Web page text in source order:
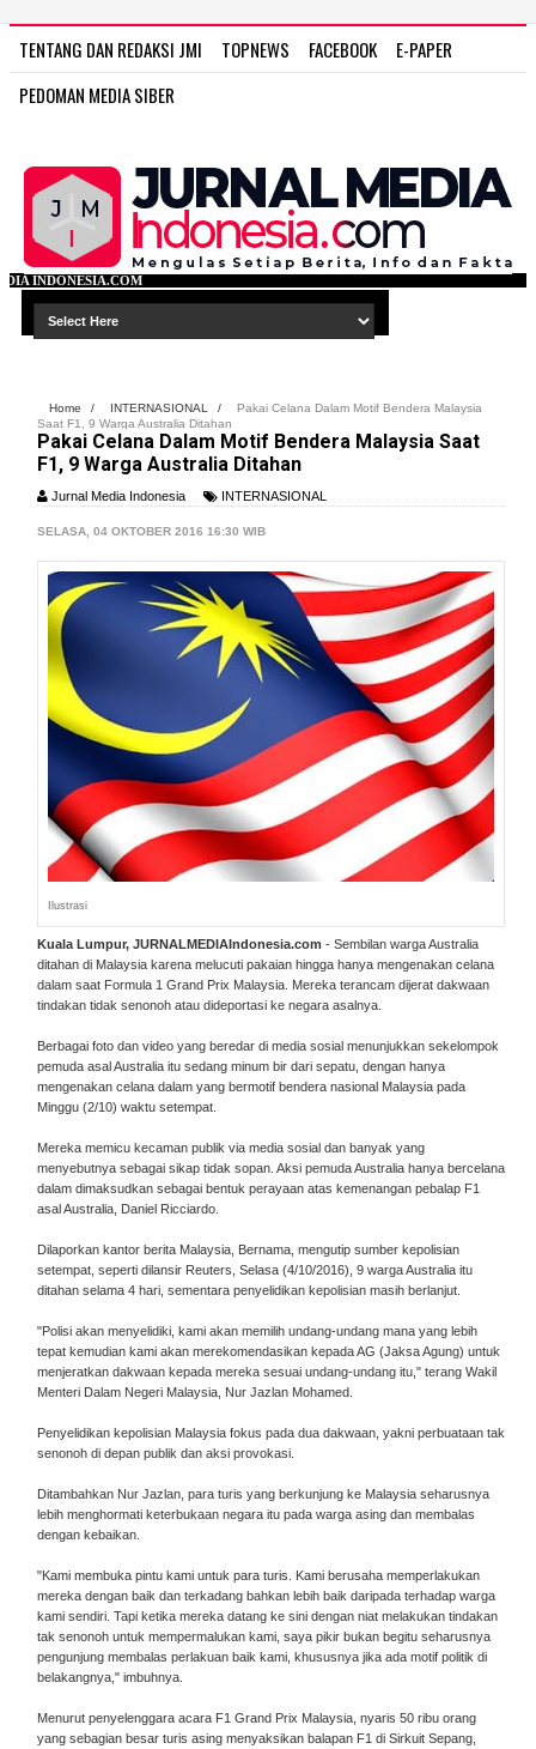
TENTANG DAN REDAKSI JMI TOPNEWS FACEBOOK
E-PAPER
PEDOMAN MEDIA SIBER
Home / INTERNASIONAL /
Pakai Celana Dalam Motif Bendera Malaysia
Saat F1, 9 Warga Australia Ditahan
Pakai Celana Dalam Motif Bendera Malaysia Saat
F1, 9 Warga Australia Ditahan
Jurnal Media Indonesia INTERNASIONAL
SELASA, 04 OKTOBER 2016 16:30 WIB
Ilustrasi
Kuala Lumpur, JURNALMEDIAIndonesia.com - Sembilan warga Australia
ditahan di Malaysia karena melucuti pakaian hingga hanya mengenakan celana
dalam saat Formula 1 Grand Prix Malaysia. Mereka terancam dijerat dakwaan
tindakan tidak senonoh atau dideportasi ke negara asalnya.
Berbagai foto dan video yang beredar di media sosial menunjukkan sekelompok
pemuda asal Australia itu sedang minum bir dari sepatu, dengan hanya
mengenakan celana dalam yang bermotif bendera nasional Malaysia pada
Minggu (2/10) waktu setempat.
Mereka memicu kecaman publik via media sosial dan banyak yang
menyebutnya sebagai sikap tidak sopan. Aksi pemuda Australia hanya bercelana
dalam dimaksudkan sebagai bentuk perayaan atas kemenangan pebalap F1
asal Australia, Daniel Ricciardo.
Dilaporkan kantor berita Malaysia, Bernama, mengutip sumber kepolisian
setempat, seperti dilansir Reuters, Selasa (4/10/2016), 9 warga Australia itu
ditahan selama 4 hari, sementara penyelidikan kepolisian masih berlanjut.
"Polisi akan menyelidiki, kami akan memilih undang-undang mana yang lebih
tepat kemudian kami akan merekomendasikan kepada AG (Jaksa Agung) untuk
menjeratkan dakwaan kepada mereka sesuai undang-undang itu," terang Wakil
Menteri Dalam Negeri Malaysia, Nur Jazlan Mohamed.
Penyelidikan kepolisian Malaysia fokus pada dua dakwaan, yakni perbuataan tak
senonoh di depan publik dan aksi provokasi.
Ditambahkan Nur Jazlan, para turis yang berkunjung ke Malaysia seharusnya
lebih menghormati keterbukaan negara itu pada warga asing dan membalas
dengan kebaikan.
"Kami membuka pintu kami untuk para turis. Kami berusaha memperlakukan
mereka dengan baik dan terkadang bahkan lebih baik daripada terhadap warga
kami sendiri. Tapi ketika mereka datang ke sini dengan niat melakukan tindakan
tak senonoh untuk mempermalukan kami, saya pikir bukan begitu seharusnya
pengunjung membalas perlakuan baik kami, khususnya jika ada motif politik di
belakangnya," imbuhnya.
Menurut penyelenggara acara F1 Grand Prix Malaysia, nyaris 50 ribu orang
yang sebagian besar turis asing menyaksikan balapan F1 di Sirkuit Sepang,